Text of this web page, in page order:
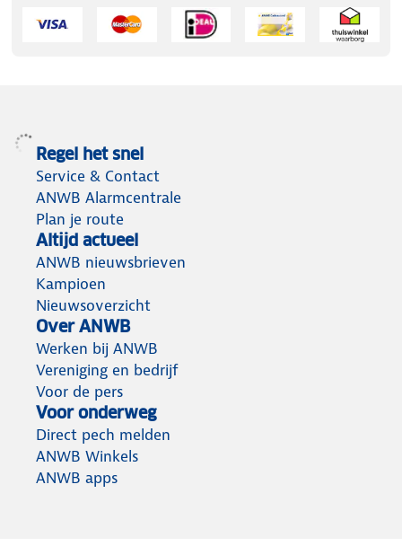
Regel het snel
Service & Contact
ANWB Alarmcentrale
Plan je route
Altijd actueel
ANWB nieuwsbrieven
Kampioen
Nieuwsoverzicht
Over ANWB
Werken bij ANWB
Vereniging en bedrijf
Voor de pers
Voor onderweg
Direct pech melden
ANWB Winkels
ANWB apps